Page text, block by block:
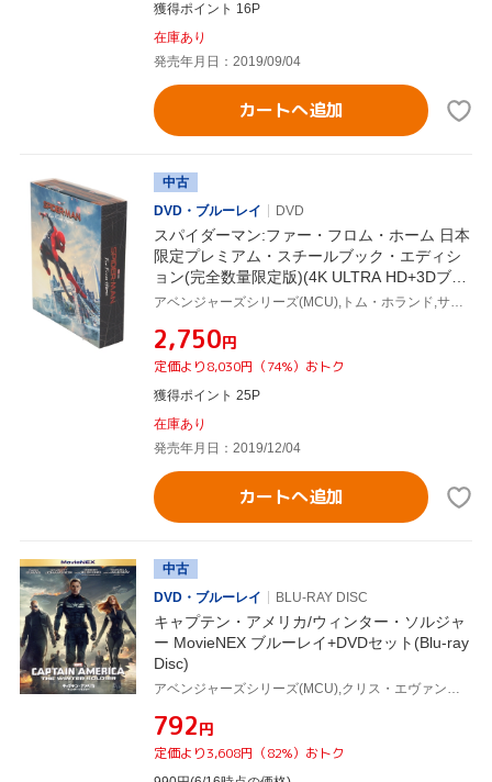
獲得ポイント 16P
在庫あり
発売年月日：2019/09/04
カートへ追加
中古
DVD・ブルーレイ
DVD
スパイダーマン:ファー・フロム・ホーム 日本
限定プレミアム・スチールブック・エディシ
ョン(完全数量限定版)(4K ULTRA HD+3Dブル
ーレイ+Blu-ray Disc)
アベンジャーズシリーズ(MCU),トム・ホランド,サミュエル・L.ジャクソン,ジェイク・ギレンホール,ジョン・ワッツ(監督),ルイス・デスポジート(製作総指揮),ヴィクトリア・アロンソ(製作総指揮),スタン・リー(製作総指揮、原作)
¥2,750円
定価より8,030円（74%）おトク
獲得ポイント 25P
在庫あり
発売年月日：2019/12/04
カートへ追加
中古
DVD・ブルーレイ
BLU-RAY DISC
キャプテン・アメリカ/ウィンター・ソルジャ
ー MovieNEX ブルーレイ+DVDセット(Blu-ray
Disc)
アベンジャーズシリーズ(MCU),クリス・エヴァンス,スカーレット・ヨハンソン,セバスチャン・スタン,アンソニー・ルッソ(監督),ジョー・ルッソ(監督),ヘンリー・ジャックマン(音楽)
¥792円
定価より3,608円（82%）おトク